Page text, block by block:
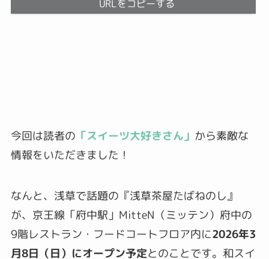
URLをコピーする
今回は読者の 「スイーツ大好きさん」 から素敵な
情報をいただきました！
なんと、浅草で話題の『浅草茶屋たばねのし』
が、京王線「府中駅」MitteN（ミッテン）府中の
9階レストラン・フードコートフロア内に2026年3
月8日（日）にオープン予定とのことです。和スイ